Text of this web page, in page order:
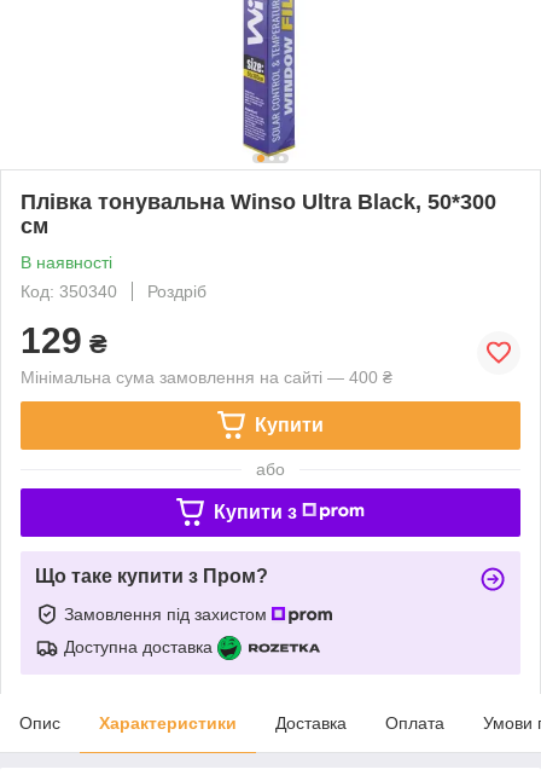
Плівка тонувальна Winso Ultra Black, 50*300
см
В наявності
Код: 350340
Роздріб
129 ₴
Мінімальна сума замовлення на сайті — 400 ₴
Купити
або
Купити з
Що таке купити з Пром?
Замовлення під захистом
Доступна доставка
Опис Характеристики Доставка Оплата Умови